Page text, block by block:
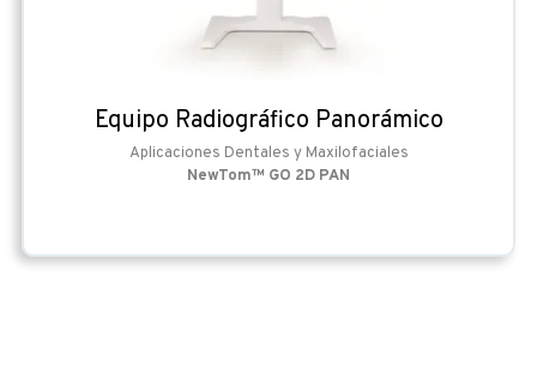
Equipo Radiográfico Panorámico
Aplicaciones Dentales y Maxilofaciales
NewTom™ GO 2D PAN